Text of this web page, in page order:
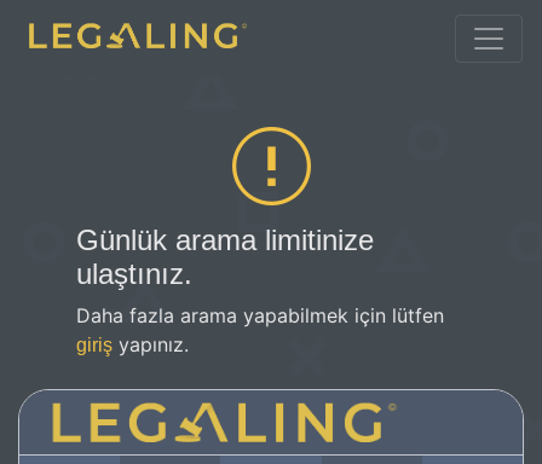
Günlük arama limitinize
ulaştınız.
Daha fazla arama yapabilmek için lütfen
giriş yapınız.